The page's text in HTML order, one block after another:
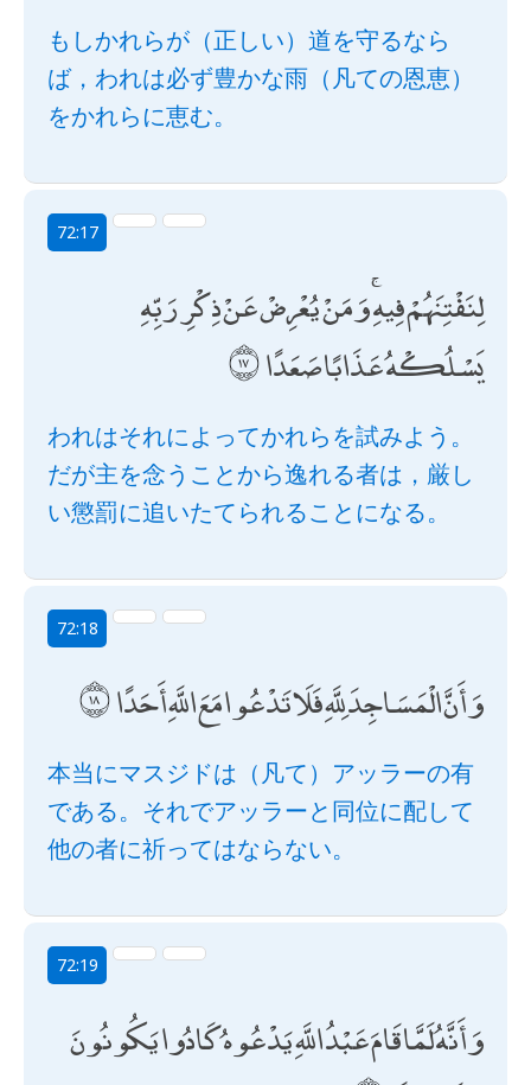
もしかれらが（正しい）道を守るなら
ば，われは必ず豊かな雨（凡ての恩恵）
をかれらに恵む。
72:17
لِنَفْتِنَهُمْ فِيهِ ۚ وَمَنْ يُعْرِضْ عَنْ ذِكْرِ رَبِّهِ
يَسْلُكْهُ عَذَابًا صَعَدًا
われはそれによってかれらを試みよう。
だが主を念うことから逸れる者は，厳し
い懲罰に追いたてられることになる。
72:18
وَأَنَّ الْمَسَاجِدَ لِلَّهِ فَلَا تَدْعُوا مَعَ اللَّهِ أَحَدًا
本当にマスジドは（凡て）アッラーの有
である。それでアッラーと同位に配して
他の者に祈ってはならない。
72:19
وَأَنَّهُ لَمَّا قَامَ عَبْدُ اللَّهِ يَدْعُوهُ كَادُوا يَكُونُونَ